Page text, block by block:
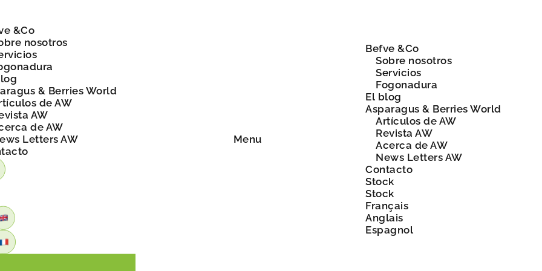
&Co
nosotros
& Berries World
de AW
AW
de AW
Letters AW
Menu
Befve &Co
Sobre nosotros
Servicios
Fogonadura
El blog
Asparagus & Berries World
Artículos de AW
Revista AW
Acerca de AW
News Letters AW
Contacto
Stock
Stock
Français
Anglais
Espagnol